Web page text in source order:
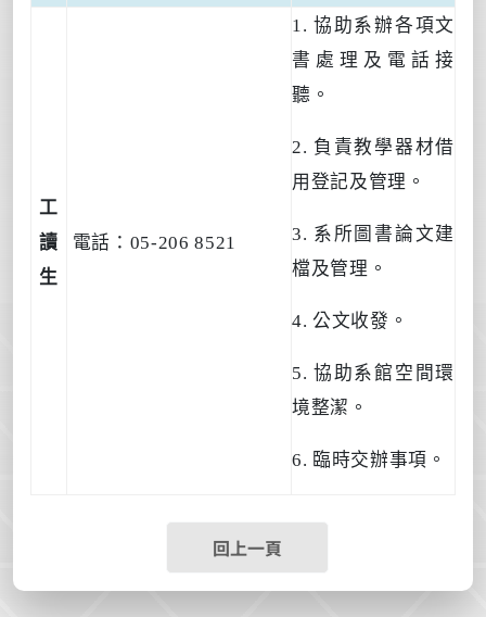
工
讀
生
電話： 05-206 8521
1.協助系辦各項文
書處理及電話接
聽。
2. 負責教學器材借
用登記及管理。
3. 系所圖書論文建
檔及管理。
4.公文收發。
5.協助系館空間環
境整潔。
6. 臨時交辦事項。
回上一頁